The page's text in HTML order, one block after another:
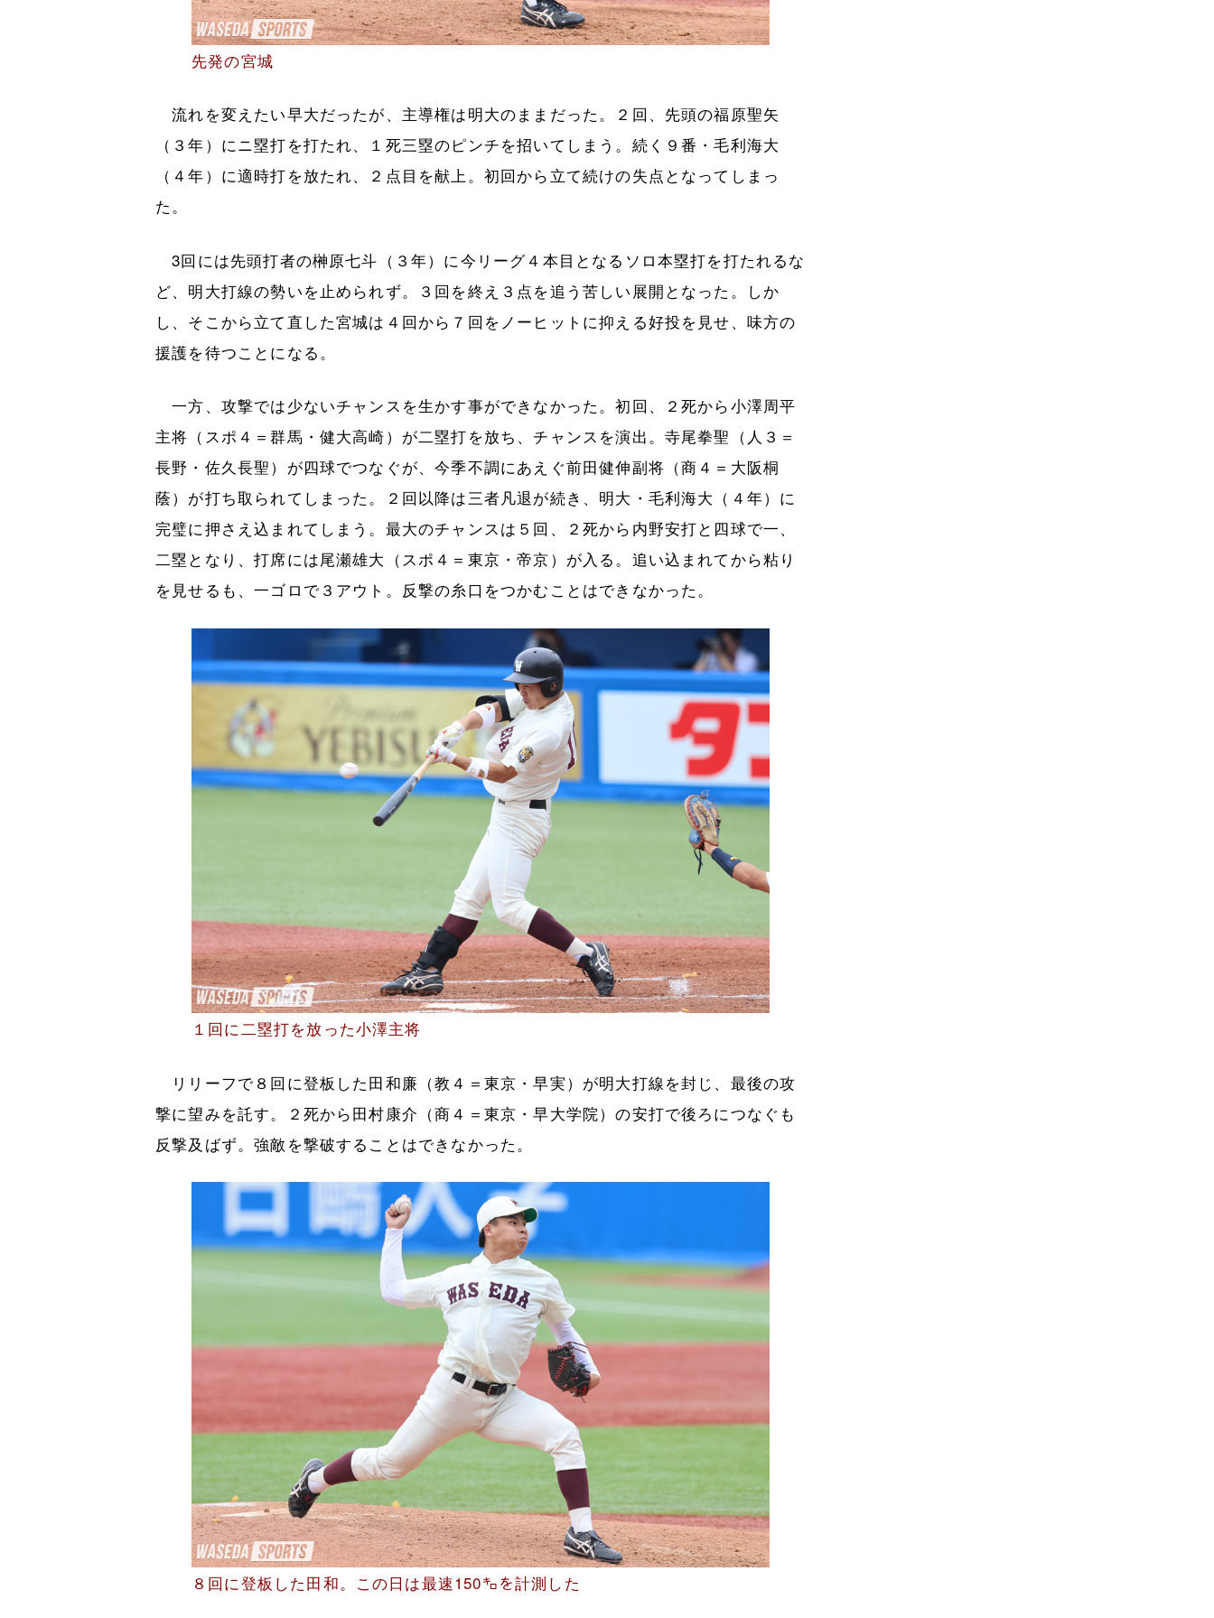
先発の宮城
流れを変えたい早大だったが、主導権は明大のままだった。２回、先頭の福原聖矢
（３年）にニ塁打を打たれ、１死三塁のピンチを招いてしまう。続く９番・毛利海大
（４年）に適時打を放たれ、２点目を献上。初回から立て続けの失点となってしまっ
た。
3回には先頭打者の榊原七斗（３年）に今リーグ４本目となるソロ本塁打を打たれるな
ど、明大打線の勢いを止められず。３回を終え３点を追う苦しい展開となった。しか
し、そこから立て直した宮城は４回から７回をノーヒットに抑える好投を見せ、味方の
援護を待つことになる。
一方、攻撃では少ないチャンスを生かす事ができなかった。初回、２死から小澤周平
主将（スポ４＝群馬・健大高崎）が二塁打を放ち、チャンスを演出。寺尾拳聖（人３＝
長野・佐久長聖）が四球でつなぐが、今季不調にあえぐ前田健伸副将（商４＝大阪桐
蔭）が打ち取られてしまった。２回以降は三者凡退が続き、明大・毛利海大（４年）に
完璧に押さえ込まれてしまう。最大のチャンスは５回、２死から内野安打と四球で一、
二塁となり、打席には尾瀬雄大（スポ４＝東京・帝京）が入る。追い込まれてから粘り
を見せるも、一ゴロで３アウト。反撃の糸口をつかむことはできなかった。
１回に二塁打を放った小澤主将
リリーフで８回に登板した田和廉（教４＝東京・早実）が明大打線を封じ、最後の攻
撃に望みを託す。２死から田村康介（商４＝東京・早大学院）の安打で後ろにつなぐも
反撃及ばず。強敵を撃破することはできなかった。
８回に登板した田和。この日は最速150㌔を計測した